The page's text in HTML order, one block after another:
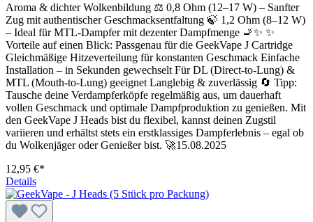
Aroma & dichter Wolkenbildung ⚖️ 0,8 Ohm (12–17 W) – Sanfter
Zug mit authentischer Geschmacksentfaltung 🍃 1,2 Ohm (8–12 W)
– Ideal für MTL-Dampfer mit dezenter Dampfmenge 🚬✨ ✨
Vorteile auf einen Blick: Passgenau für die GeekVape J Cartridge
Gleichmäßige Hitzeverteilung für konstanten Geschmack Einfache
Installation – in Sekunden gewechselt Für DL (Direct-to-Lung) &
MTL (Mouth-to-Lung) geeignet Langlebig & zuverlässig 🔄 Tipp:
Tausche deine Verdampferköpfe regelmäßig aus, um dauerhaft
vollen Geschmack und optimale Dampfproduktion zu genießen. Mit
den GeekVape J Heads bist du flexibel, kannst deinen Zugstil
variieren und erhältst stets ein erstklassiges Dampferlebnis – egal ob
du Wolkenjäger oder Genießer bist. 🚀15.08.2025
12,95 €*
Details